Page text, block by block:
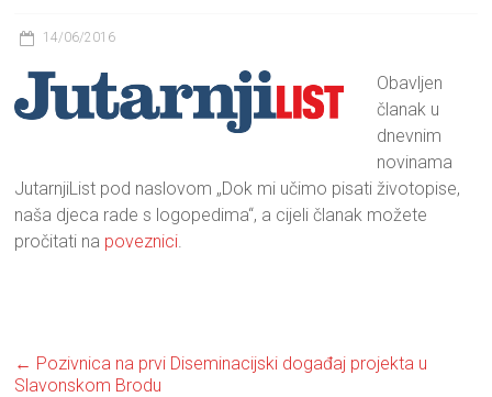
14/06/2016
Obavljen
članak u
dnevnim
novinama
JutarnjiList pod naslovom „Dok mi učimo pisati životopise,
naša djeca rade s logopedima“, a cijeli članak možete
pročitati na poveznici.
← Pozivnica na prvi Diseminacijski događaj projekta u
Slavonskom Brodu